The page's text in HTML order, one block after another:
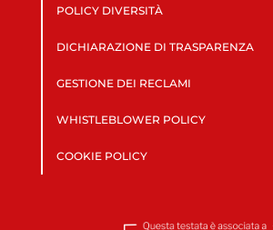
POLICY DIVERSITÀ
DICHIARAZIONE DI TRASPARENZA
GESTIONE DEI RECLAMI
WHISTLEBLOWER POLICY
COOKIE POLICY